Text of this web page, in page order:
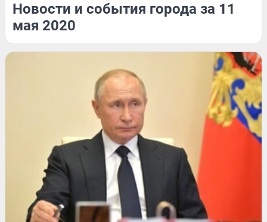
Новости и события города за 11
мая 2020